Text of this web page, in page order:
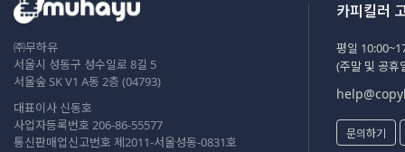
㈜무하유
서울시 성동구 성수일로 8길 5
서울숲 SK V1 A동 2층 (04793)
대표이사 신동호
사업자등록번호 206-86-55577
통신판매업신고번호 제2011-서울성동-0831호
카피킬러
평일
(주말 및 공휴
문의하기